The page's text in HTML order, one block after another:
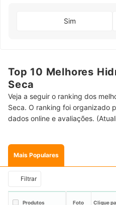
Sim
Top 10 Melhores
Seca
Veja a seguir o ranking dos
Seca. O ranking foi organizado
dados online e avaliações.
Mais Populares
Filtrar
Produtos Foto Clique